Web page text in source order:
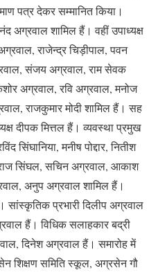
पत्र देकर सम्मानित किया।
अग्रवाल शामिल हैं। वहीं उपाध्यक्ष
राजेन्द्र चिड़ीपाल, पवन
संजय अग्रवाल, राम सेवक
अग्रवाल, रवि अग्रवाल, मनोज
राजकुमार मोदी शामिल हैं। सह
दीपक मित्तल हैं। व्यवस्था प्रमुख
मनीष पोद्दार, नितीश
सिंघल, सचिन अग्रवाल, आकाश
अनुप अग्रवाल शामिल हैं।
सांस्कृतिक प्रभारी दिलीप अग्रवाल
हैं। विधिक सलाहकार बद्री
दिनेश अग्रवाल हैं। समारोह में
शिक्षण समिति स्कूल, अग्रसेन गौ